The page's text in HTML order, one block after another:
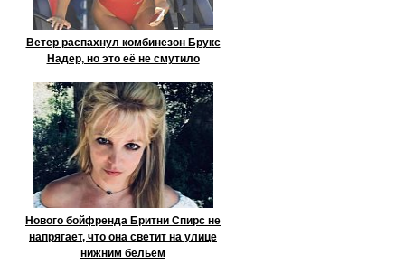
Ветер распахнул комбинезон Брукс
Надер, но это её не смутило
Нового бойфренда Бритни Спирс не
напрягает, что она светит на улице
нижним бельем